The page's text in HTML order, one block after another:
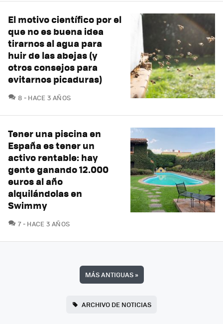
El motivo científico por el
que no es buena idea
tirarnos al agua para
huir de las abejas (y
otros consejos para
evitarnos picaduras)
8 COMENTARIOS
HACE 3 AÑOS
Tener una piscina en
España es tener un
activo rentable: hay
gente ganando 12.000
euros al año
alquilándolas en
Swimmy
7COMENTARIOS
HACE 3 AÑOS
MÁS ANTIGUAS»
ARCHIVO DE NOTICIAS